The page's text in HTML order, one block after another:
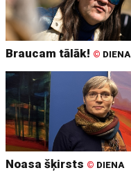
Braucam tālāk! © DIENA
Noasa šķirsts © DIENA